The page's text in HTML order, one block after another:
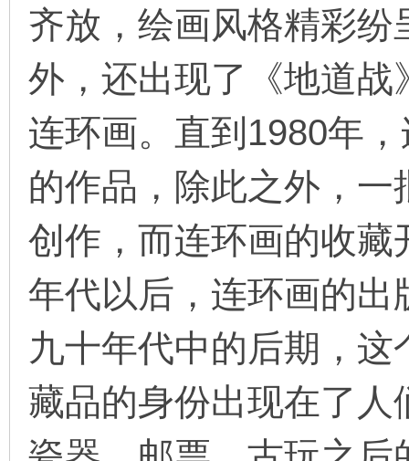
齐放，绘画风格精彩
外，还出现了《地道
连环画。直到1980年
的作品，除此之外，
创作，而连环画的收
年代以后，连环画的
九十年代中的后期，
藏品的身份出现在了